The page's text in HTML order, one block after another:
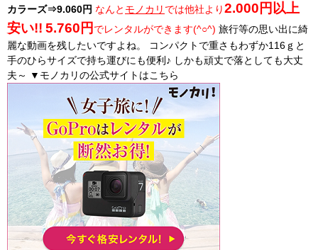
カラーズ⇒9.060円 なんと モノカリ では他社より 2.000円以上
安い!! 5.760円 でレンタルができます(^○^) 旅行等の思い出に綺
麗な動画を残したいですよね。 コンパクトで重さもわずか116ｇと
手のひらサイズで持ち運びにも便利♪ しかも頑丈で落としても大丈
夫～ ▼モノカリの公式サイトはこちら